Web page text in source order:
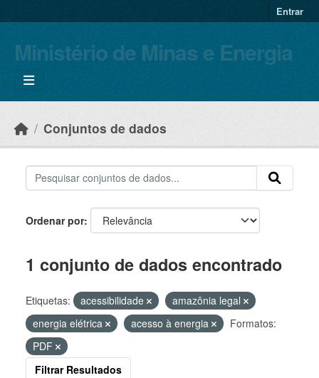
Entrar
Ministério de Minas e Energia
Conjuntos de dados
Ordenar por
1 conjunto de dados encontrado
Etiquetas: acessibilidade
amazônia legal
energia elétrica
acesso à energia
Formatos:
PDF
Filtrar Resultados